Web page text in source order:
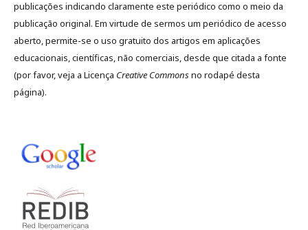
publicações indicando claramente este periódico como o meio da
publicação original. Em virtude de sermos um periódico de acesso
aberto, permite-se o uso gratuito dos artigos em aplicações
educacionais, científicas, não comerciais, desde que citada a fonte
(por favor, veja a Licença Creative Commonsno rodapé desta
página).